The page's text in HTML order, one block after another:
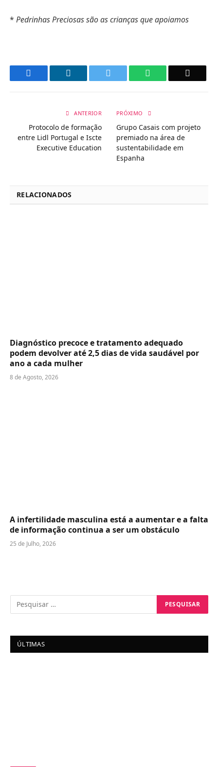
* Pedrinhas Preciosas são as crianças que apoiamos
WhatsApp
ANTERIOR
Protocolo de formação
entre Lidl Portugal e Iscte
Executive Education
PRÓXIMO
Grupo Casais com projeto
premiado na área de
sustentabilidade em
Espanha
RELACIONADOS
Diagnóstico precoce e tratamento adequado
podem devolver até 2,5 dias de vida saudável por
ano a cada mulher
8 de Agosto, 2026
A infertilidade masculina está a aumentar e a falta
de informação continua a ser um obstáculo
25 de Julho, 2026
ÚLTIMAS